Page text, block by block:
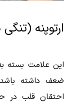
ارتوپنه
این علامت بسته
ضعف داشته
احتقان قلب در